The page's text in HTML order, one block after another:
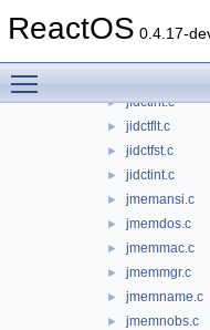
ReactOS 0.4.17-
► jerror.c
► jfdctint.c
► jidctflt.c
► jidctfst.c
► jidctint.c
► jmemansi.c
► jmemdos.c
► jmemmac.c
► jmemmgr.c
► jmemname.c
► jmemnobs.c